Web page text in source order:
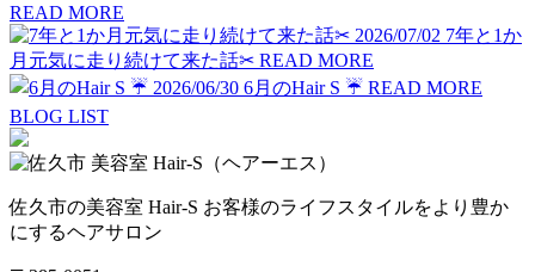
READ MORE
2026/07/02 7年と1か
月元気に走り続けて来た話✂︎ READ MORE
2026/06/30 6月のHair S ☔️ READ MORE
BLOG LIST
佐久市の美容室 Hair-S お客様のライフスタイルをより豊か
にするヘアサロン